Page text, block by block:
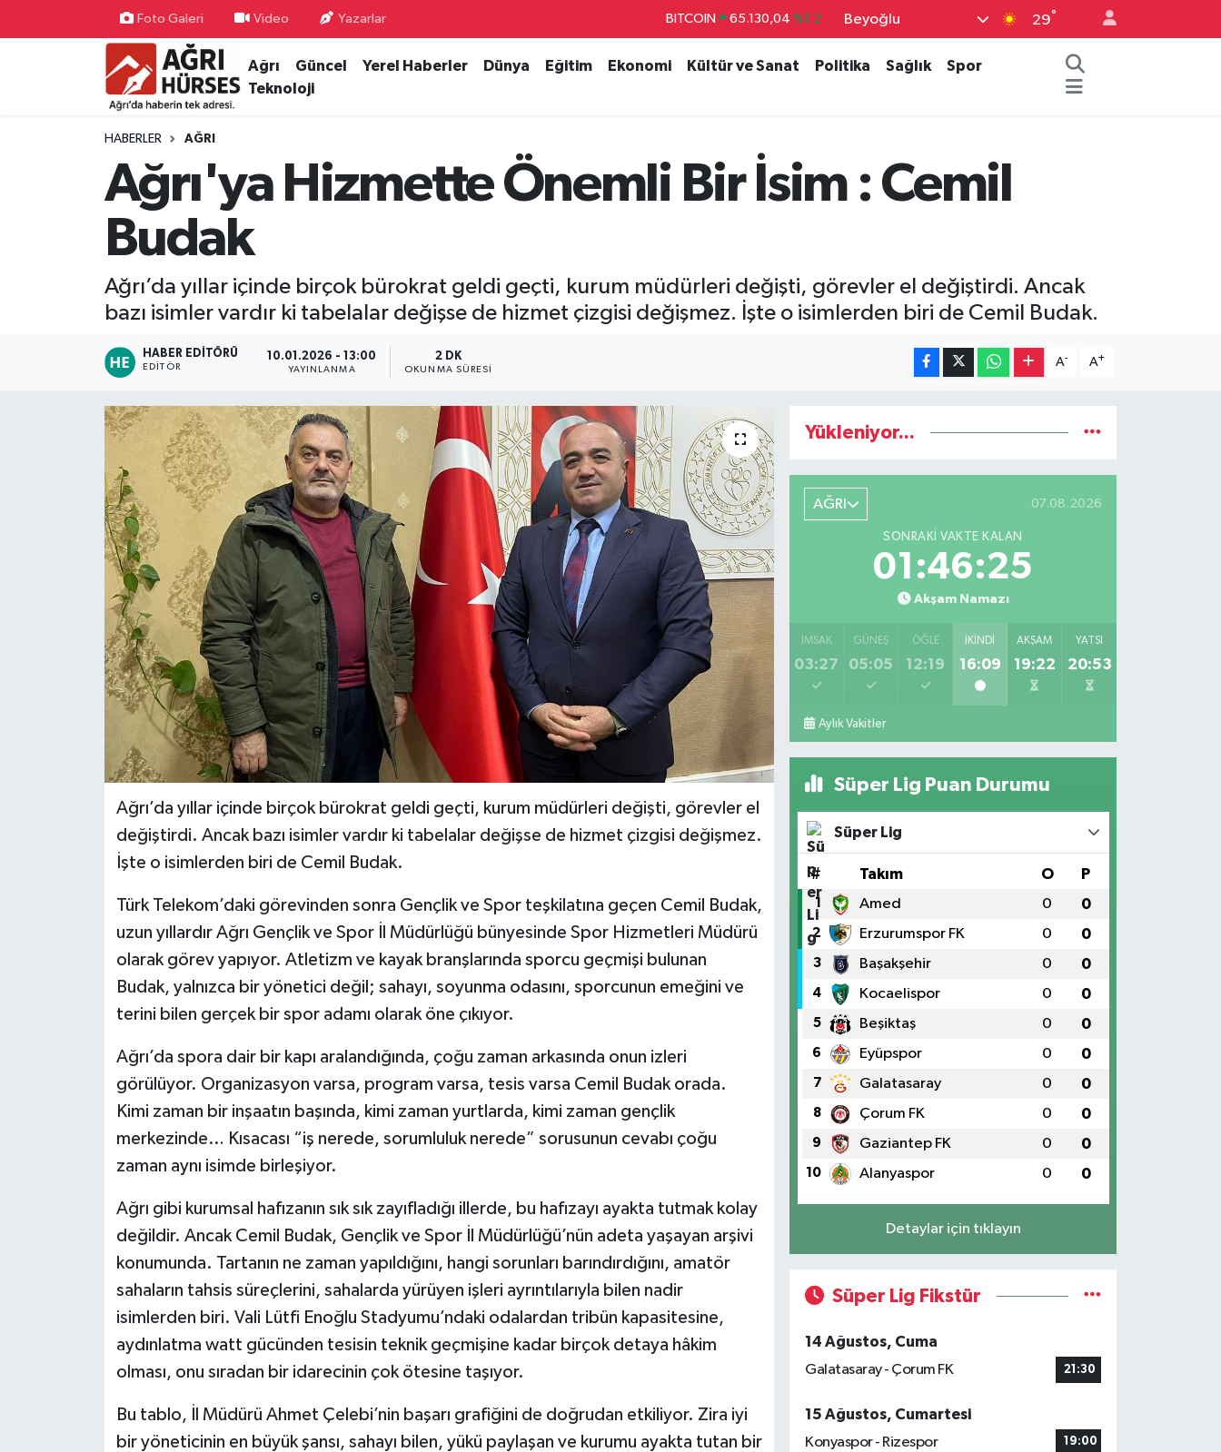
Foto Galeri Video Yazarlar
47,7106
EURO 55,1652 %0.27
BİST100 13.773 %-19
Beyoğlu 29°
Ağrı Güncel Yerel Haberler Dünya Eğitim Ekonomi Kültür ve Sanat Politika Sağlık
Spor
Teknoloji
HABERLER AĞRI
Ağrı'ya Hizmette Önemli Bir İsim : Cemil
Budak
Ağrı’da yıllar içinde birçok bürokrat geldi geçti, kurum müdürleri değişti, görevler el değiştirdi. Ancak
bazı isimler vardır ki tabelalar değişse de hizmet çizgisi değişmez. İşte o isimlerden biri de Cemil Budak.
HABER EDITÖRÜ
EDITÖR
10.01.2026 - 13:00
YAYINLANMA
2 DK
OKUNMA SÜRESI
A- A+
Ağrı’da yıllar içinde birçok bürokrat geldi geçti, kurum müdürleri değişti, görevler el
değiştirdi. Ancak bazı isimler vardır ki tabelalar değişse de hizmet çizgisi değişmez.
İşte o isimlerden biri de Cemil Budak.
Türk Telekom’daki görevinden sonra Gençlik ve Spor teşkilatına geçen Cemil Budak,
uzun yıllardır Ağrı Gençlik ve Spor İl Müdürlüğü bünyesinde Spor Hizmetleri Müdürü
olarak görev yapıyor. Atletizm ve kayak branşlarında sporcu geçmişi bulunan
Budak, yalnızca bir yönetici değil; sahayı, soyunma odasını, sporcunun emeğini ve
terini bilen gerçek bir spor adamı olarak öne çıkıyor.
Ağrı’da spora dair bir kapı aralandığında, çoğu zaman arkasında onun izleri
görülüyor. Organizasyon varsa, program varsa, tesis varsa Cemil Budak orada.
Kimi zaman bir inşaatın başında, kimi zaman yurtlarda, kimi zaman gençlik
merkezinde… Kısacası “iş nerede, sorumluluk nerede” sorusunun cevabı çoğu
zaman aynı isimde birleşiyor.
Ağrı gibi kurumsal hafızanın sık sık zayıfladığı illerde, bu hafızayı ayakta tutmak kolay
değildir. Ancak Cemil Budak, Gençlik ve Spor İl Müdürlüğü’nün adeta yaşayan arşivi
konumunda. Tartanın ne zaman yapıldığını, hangi sorunları barındırdığını, amatör
sahaların tahsis süreçlerini, sahalarda yürüyen işleri ayrıntılarıyla bilen nadir
isimlerden biri. Vali Lütfi Enoğlu Stadyumu’ndaki odalardan tribün kapasitesine,
aydınlatma watt gücünden tesisin teknik geçmişine kadar birçok detaya hâkim
olması, onu sıradan bir idarecinin çok ötesine taşıyor.
Bu tablo, İl Müdürü Ahmet Çelebi’nin başarı grafiğini de doğrudan etkiliyor. Zira iyi
bir yöneticinin en büyük şansı, sahayı bilen, yükü paylaşan ve kurumu ayakta tutan bir
Yükleniyor...
AĞRI 07.08.2026
SONRAKI VAKTE KALAN
01:46:24
Akşam Namazı
İMSAK
03:27
GÜNEŞ
05:05
ÖĞLE
12:19
İKINDI
16:09
AKŞAM
19:22
YATSI
20:53
Aylık Vakitler
Süper Lig Puan Durumu
Süper Lig
# Takım O P
1 Amed 0 0
2 Erzurumspor FK 0 0
3 Başakşehir 0 0
4 Kocaelispor 0 0
5 Beşiktaş 0 0
6 Eyüpspor 0 0
7 Galatasaray 0 0
8 Çorum FK 0 0
9 Gaziantep FK 0 0
10 Alanyaspor 0 0
Detaylar için tıklayın
Süper Lig Fikstür
14 Ağustos, Cuma
Galatasaray - Çorum FK
21:30
15 Ağustos, Cumartesi
Konyaspor - Rizespor
19:00
Hava Durumu
Trafik Durumu
Süper Lig Puan Durumu ve Fikstür
Tüm Manşetler
Son Dakika Haberleri
Haber Arşivi